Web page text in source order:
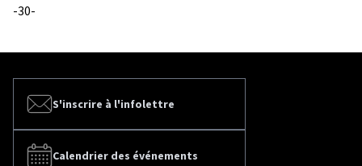
-30-
S'inscrire à l'infolettre
Calendrier des événements